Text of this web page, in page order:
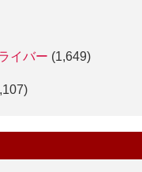
イバー (1,649)